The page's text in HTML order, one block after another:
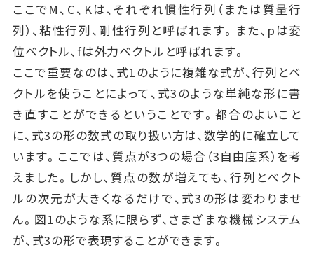
ここでM、C、Kは、それぞれ慣性行列（または質量行
列）、粘性行列、剛性行列と呼ばれます。また、pは変
位ベクトル、fは外力ベクトルと呼ばれます。
ここで重要なのは、式1のように複雑な式が、行列とベ
クトルを使うことによって、式3のような単純な形に書
き直すことができるということです。都合のよいこと
に、式3の形の数式の取り扱い方は、数学的に確立して
います。ここでは、質点が3つの場合（3自由度系）を考
えました。しかし、質点の数が増えても、行列とベクト
ルの次元が大きくなるだけで、式3の形は変わりませ
ん。図1のような系に限らず、さまざまな機械システム
が、式3の形で表現することができます。